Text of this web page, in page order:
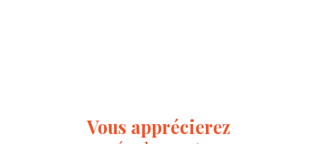
Vous apprécierez